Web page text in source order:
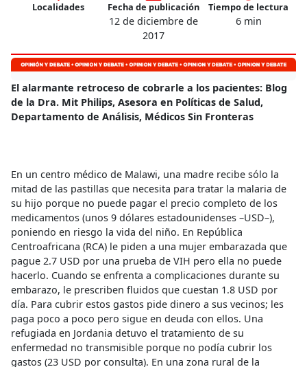
Localidades Fecha de publicación
12 de diciembre de
2017
Tiempo de lectura
6 min
El alarmante retroceso de cobrarle a los pacientes: Blog
de la Dra. Mit Philips, Asesora en Políticas de Salud,
Departamento de Análisis, Médicos Sin Fronteras
En un centro médico de Malawi, una madre recibe sólo la
mitad de las pastillas que necesita para tratar la malaria de
su hijo porque no puede pagar el precio completo de los
medicamentos (unos 9 dólares estadounidenses –USD–),
poniendo en riesgo la vida del niño. En República
Centroafricana (RCA) le piden a una mujer embarazada que
pague 2.7 USD por una prueba de VIH pero ella no puede
hacerlo. Cuando se enfrenta a complicaciones durante su
embarazo, le prescriben fluidos que cuestan 1.8 USD por
día. Para cubrir estos gastos pide dinero a sus vecinos; les
paga poco a poco pero sigue en deuda con ellos. Una
refugiada en Jordania detuvo el tratamiento de su
enfermedad no transmisible porque no podía cubrir los
gastos (23 USD por consulta). En una zona rural de la